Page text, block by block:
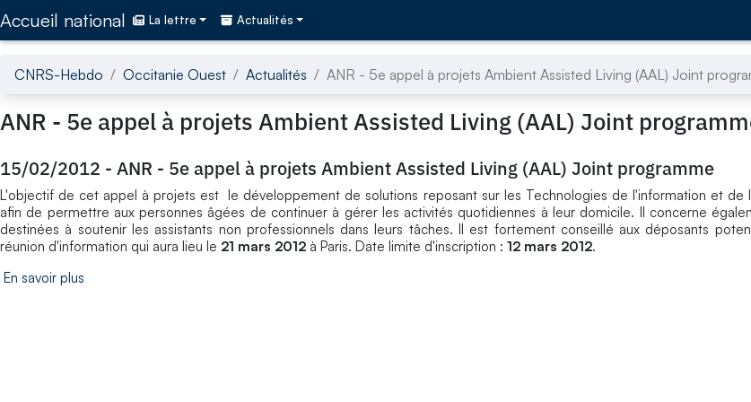
Accueil national La lettre Actualités
CNRS-Hebdo Occitanie Ouest Actualités ANR - 5e appel à projets Ambient Assisted Living (AAL) Joint
ANR - 5e appel à projets Ambient Assisted Living (AAL) Joint
15/02/2012 - ANR - 5e appel à projets Ambient Assisted Living (AAL) Joint programme
L'objectif de cet appel à projets est le développement de solutions reposant sur les Technologies de l'information et de
afin de permettre aux personnes âgées de continuer à gérer les activités quotidiennes à leur domicile. Il concerne
destinées à soutenir les assistants non professionnels dans leurs tâches. Il est fortement conseillé aux déposants
réunion d'information qui aura lieu le 21 mars 2012 à Paris. Date limite d'inscription : 12 mars 2012.
En savoir plus